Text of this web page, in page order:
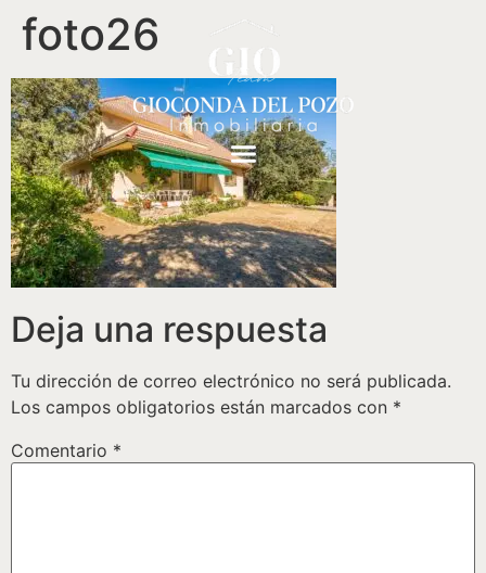
foto26
Deja una respuesta
Tu dirección de correo electrónico no será publicada.
Los campos obligatorios están marcados con *
Comentario *